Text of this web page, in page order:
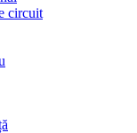
circuit